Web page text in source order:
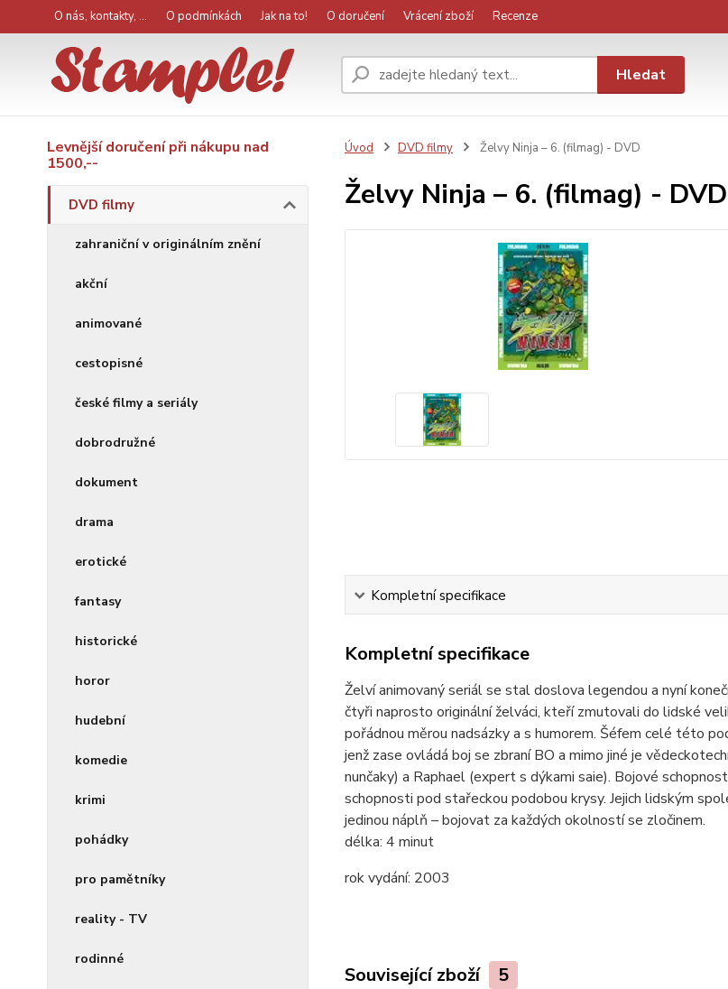
O nás, kontakty, ... O podmínkách Jak na to! O doručení Vrácení zboží Recenze
Hledat
Levnější doručení při nákupu nad
1500,--
DVD filmy
zahraniční v originálním znění
akční
animované
cestopisné
české filmy a seriály
dobrodružné
dokument
drama
erotické
fantasy
historické
horor
hudební
komedie
krimi
pohádky
pro pamětníky
reality - TV
rodinné
Úvod DVD filmy Želvy Ninja – 6. (filmag) - DVD
Želvy Ninja – 6. (filmag) - DVD
Kompletní specifikace
Kompletní specifikace
Želví animovaný seriál se stal doslova legendou a nyní
čtyři naprosto originální želváci, kteří zmutovali do lidské
pořádnou měrou nadsázky a s humorem. Šéfem celé této
jenž zase ovládá boj se zbraní BO a mimo jiné je
nunčaky) a Raphael (expert s dýkami saie). Bojové
schopnosti pod stařeckou podobou krysy. Jejich lidským
jedinou náplň – bojovat za každých okolností se zločinem.
délka: 4 minut
rok vydání: 2003
Související zboží 5